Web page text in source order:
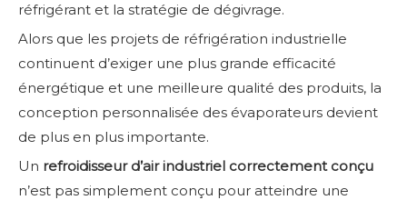
réfrigérant et la stratégie de dégivrage.
Alors que les projets de réfrigération industrielle
continuent d’exiger une plus grande efficacité
énergétique et une meilleure qualité des produits, la
conception personnalisée des évaporateurs devient
de plus en plus importante.
Un refroidisseur d’air industriel correctement conçu
n’est pas simplement conçu pour atteindre une